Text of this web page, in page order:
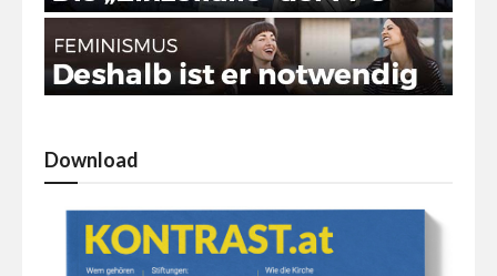
Download